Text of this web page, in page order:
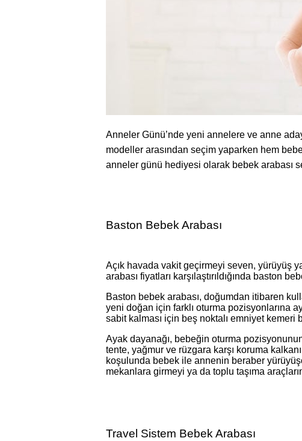
Anneler Günü’nde yeni annelere ve anne
modeller arasından seçim yaparken hem
anneler günü hediyesi olarak bebek arabası
Baston Bebek Arabası
Açık havada vakit geçirmeyi seven, yürüyüş
arabası fiyatları karşılaştırıldığında baston
Baston bebek arabası, doğumdan itibaren
yeni doğan için farklı oturma pozisyonlarına
sabit kalması için beş noktalı emniyet
Ayak dayanağı, bebeğin oturma
tente, yağmur ve rüzgara karşı koruma
koşulunda bebek ile annenin beraber
mekanlara girmeyi ya da toplu taşıma
Travel Sistem Bebek Arabası